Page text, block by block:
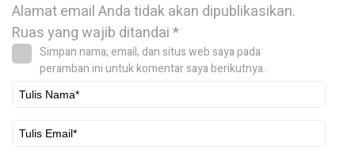
Alamat email Anda tidak akan dipublikasikan.
Ruas yang wajib ditandai*
Simpan nama, email, dan situs web saya pada
peramban ini untuk komentar saya berikutnya.